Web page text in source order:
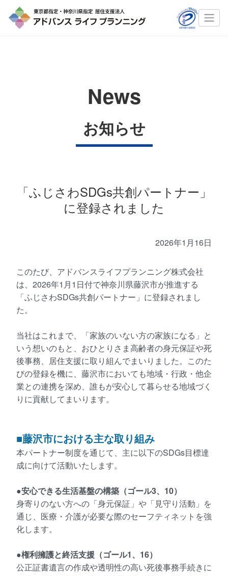
News
お知らせ
「ふじさわSDGs共創パートナー」
に登録されました
2026年1月16日
このたび、アドバンスライフプランニング株式会社
は、2026年1月1日付で神奈川県藤沢市が推進する
「ふじさわSDGs共創パートナー」に登録されまし
た。
当社はこれまで、「家族のいない方の家族になる」と
いう想いのもと、おひとりさま高齢者の身元保証や死
後事務、居住支援に取り組んでまいりました。このた
びの登録を機に、藤沢市においても地域・行政・他企
業との連携を深め、誰もが安心して暮らせる地域づく
りに貢献してまいります。
■藤沢市における主な取り組み
本パートナー制度を通じて、主に以下のSDGs目標達
成に向けて活動いたします。
●安心できる生活基盤の構築（ゴール3、10）
身寄りのない方への「身元保証」や「見守り活動」を
通じ、医療・介護が必要な際のセーフティネットを強
化します。
●権利擁護と終活支援（ゴール1、16）
公正証書遺言の作成や透明性の高い死後事務手続きに